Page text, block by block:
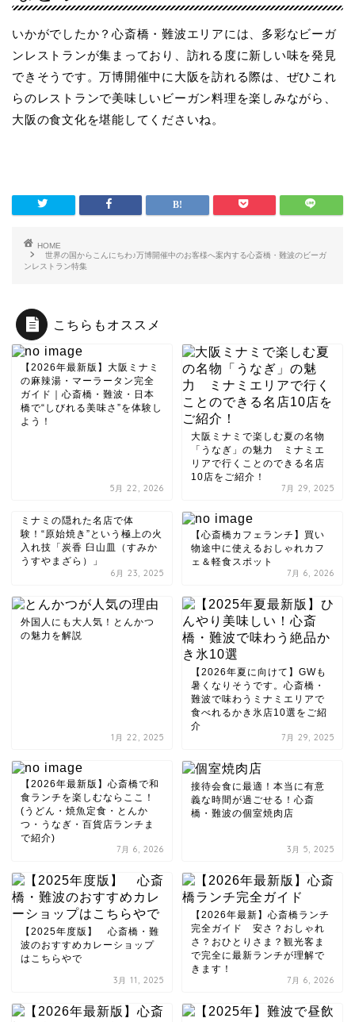
いかがでしたか？心斎橋・難波エリアには、多彩なビーガ
ンレストランが集まっており、訪れる度に新しい味を発見
できそうです。万博開催中に大阪を訪れる際は、ぜひこれ
らのレストランで美味しいビーガン料理を楽しみながら、
大阪の食文化を堪能してくださいね。
HOME
世界の国からこんにちわ♪万博開催中のお客様へ案内する心斎橋・難波のビーガ
ンレストラン特集
こちらもオススメ
【2026年最新版】大阪ミナミ
の麻辣湯・マーラータン完全
ガイド｜心斎橋・難波・日本
橋で“しびれる美味さ”を体験し
よう！
5月 22, 2026
大阪ミナミで楽しむ夏の名物
「うなぎ」の魅力 ミナミエ
リアで行くことのできる名店
10店をご紹介！
7月 29, 2025
ミナミの隠れた名店で体
験！“原始焼き”という極上の火
入れ技「炭香 臼山皿（すみか
うすやまざら）」
6月 23, 2025
【心斎橋カフェランチ】買い
物途中に使えるおしゃれカフ
ェ＆軽食スポット
7月 6, 2026
外国人にも大人気！とんかつ
の魅力を解説
1月 22, 2025
【2026年夏に向けて】GWも
暑くなりそうです。心斎橋・
難波で味わうミナミエリアで
食べれるかき氷店10選をご紹
介
7月 29, 2025
【2026年最新版】心斎橋で和
食ランチを楽しむならここ！
(うどん・焼魚定食・とんか
つ・うなぎ・百貨店ランチま
で紹介)
7月 6, 2026
接待会食に最適！本当に有意
義な時間が過ごせる！心斎
橋・難波の個室焼肉店
3月 5, 2025
【2025年度版】 心斎橋・難
波のおすすめカレーショップ
はこちらやで
3月 11, 2025
【2026年最新】心斎橋ランチ
完全ガイド 安さ？おしゃれ
さ？おひとりさま？観光客ま
で完全に最新ランチが理解で
きます！
7月 6, 2026